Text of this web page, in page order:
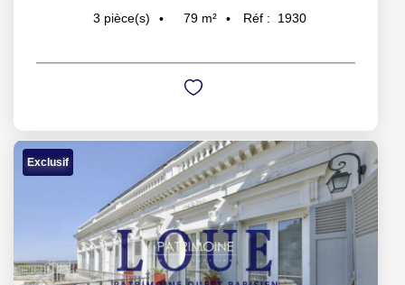
3 pièce(s) 79 m² Réf : 1930
Exclusif